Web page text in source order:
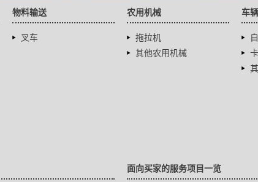
物料输送
叉车
农用机械
拖拉机
其他农用机械
车辆
面向买家的服务项目一览